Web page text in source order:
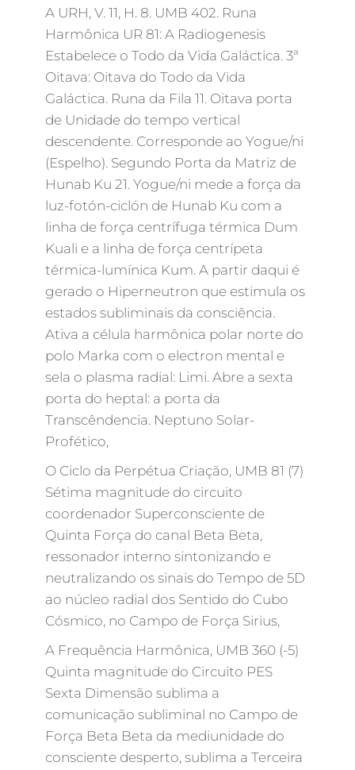
A URH, V. 11, H. 8. UMB 402. Runa
Harmônica UR 81: A Radiogenesis
Estabelece o Todo da Vida Galáctica. 3ª
Oitava: Oitava do Todo da Vida
Galáctica. Runa da Fila 11. Oitava porta
de Unidade do tempo vertical
descendente. Corresponde ao Yogue/ni
(Espelho). Segundo Porta da Matriz de
Hunab Ku 21. Yogue/ni mede a força da
luz-fotón-ciclón de Hunab Ku com a
linha de força centrífuga térmica Dum
Kuali e a linha de força centrípeta
térmica-lumínica Kum. A partir daqui é
gerado o Hiperneutron que estimula os
estados subliminais da consciência.
Ativa a célula harmônica polar norte do
polo Marka com o electron mental e
sela o plasma radial: Limi. Abre a sexta
porta do heptal: a porta da
Transcêndencia. Neptuno Solar-
Profético,
O Ciclo da Perpétua Criação, UMB 81 (7)
Sétima magnitude do circuito
coordenador Superconsciente de
Quinta Força do canal Beta Beta,
ressonador interno sintonizando e
neutralizando os sinais do Tempo de 5D
ao núcleo radial dos Sentido do Cubo
Cósmico, no Campo de Força Sirius,
A Frequência Harmônica, UMB 360 (-5)
Quinta magnitude do Circuito PES
Sexta Dimensão sublima a
comunicação subliminal no Campo de
Força Beta Beta da mediunidade do
consciente desperto, sublima a Terceira